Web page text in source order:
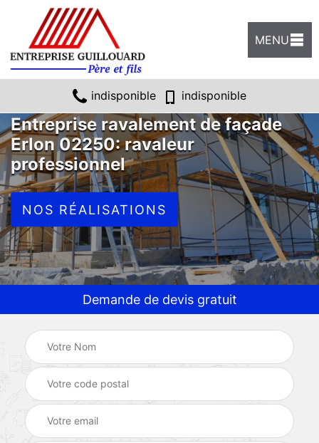
MENU
indisponible indisponible
Entreprise ravalement de façade
Erlon 02250: ravaleur
professionnel
NOS RÉALISATIONS
Demande de devis gratuit